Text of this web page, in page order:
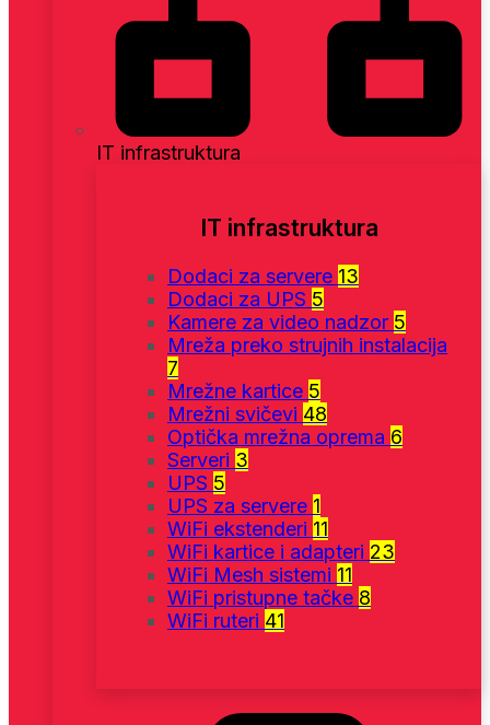
IT infrastruktura
IT infrastruktura
Dodaci za servere 13
Dodaci za UPS 5
Kamere za video nadzor 5
Mreža preko strujnih instalacija
7
Mrežne kartice 5
Mrežni svičevi 48
Optička mrežna oprema 6
Serveri 3
UPS 5
UPS za servere 1
WiFi ekstenderi 11
WiFi kartice i adapteri 23
WiFi Mesh sistemi 11
WiFi pristupne tačke 8
WiFi ruteri 41